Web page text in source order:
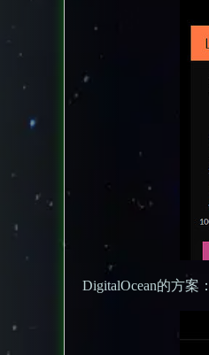
DigitalOcean的方案：